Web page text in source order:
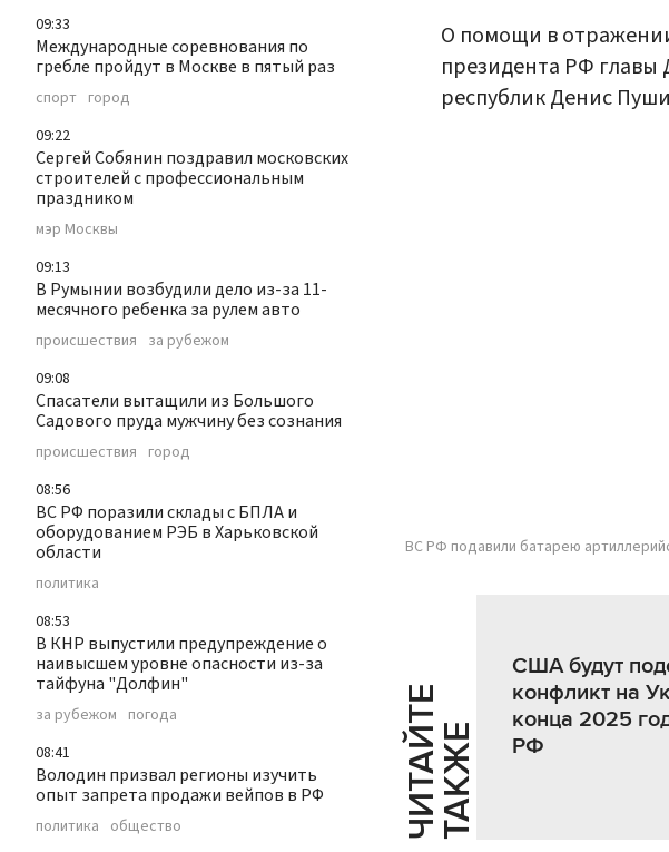
09:33
Международные соревнования по
гребле пройдут в Москве в пятый раз
спорт город
09:22
Сергей Собянин поздравил московских
строителей с профессиональным
праздником
мэр Москвы
09:13
В Румынии возбудили дело из-за 11-
месячного ребенка за рулем авто
происшествия за рубежом
09:08
Спасатели вытащили из Большого
Садового пруда мужчину без сознания
происшествия город
08:56
ВС РФ поразили склады с БПЛА и
оборудованием РЭБ в Харьковской
области
политика
08:53
В КНР выпустили предупреждение о
наивысшем уровне опасности из-за
тайфуна "Долфин"
за рубежом погода
08:41
Володин призвал регионы изучить
опыт запрета продажи вейпов в РФ
политика общество
О помощи в
президента РФ
республик Денис
ВС РФ подавили батарею
Ч
И
Т
АЙ
Т
Е
Т
А
К
ЖЕ
США будут
конфликт на
конца 2025
РФ